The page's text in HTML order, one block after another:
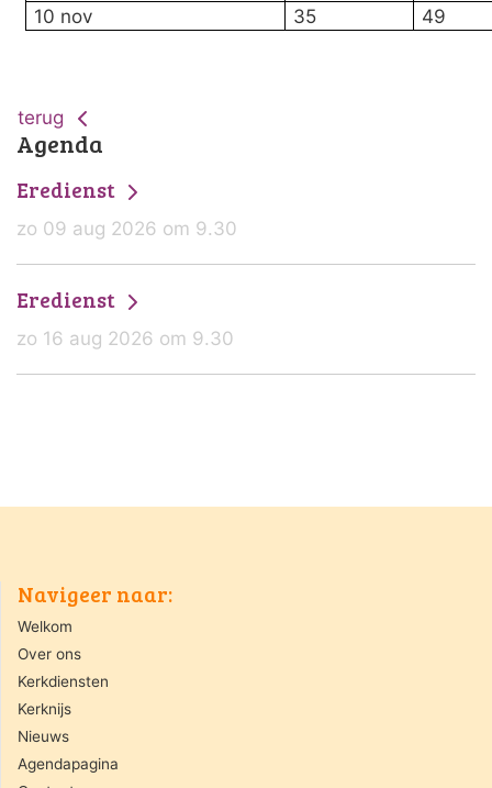
10 nov
35 49
terug
Agenda
Eredienst
zo 09 aug 2026 om 9.30
Eredienst
zo 16 aug 2026 om 9.30
Navigeer naar:
Welkom
Over ons
Kerkdiensten
Kerknijs
Nieuws
Agendapagina